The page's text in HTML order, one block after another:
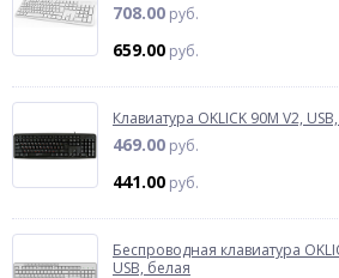
708.00 руб.
659.00 руб.
Клавиатура OKLICK 90M V2,
469.00 руб.
441.00 руб.
Беспроводная клавиатура
USB, белая